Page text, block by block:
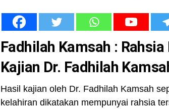
Fadhilah Kamsah :
Kajian Dr. Fadhilah
Hasil kajian oleh Dr. Fadhilah Kamsah
kelahiran dikatakan mempunyai rahsia